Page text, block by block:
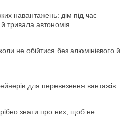
навантажень: дім під час
тривала автономія
не обійтися без алюмінієвого й
для перевезення вантажів
знати про них, щоб не